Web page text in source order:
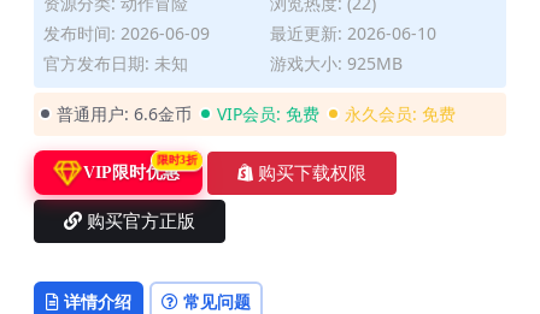
发布时间: 2026-06-09
最近更新: 2026-06-10
官方发布日期: 未知
游戏大小: 925MB
普通用户: 6.6金币 VIP会员: 免费 永久会员: 免费
VIP限时优惠
限时3折
购买下载权限
购买官方正版
详情介绍 常见问题